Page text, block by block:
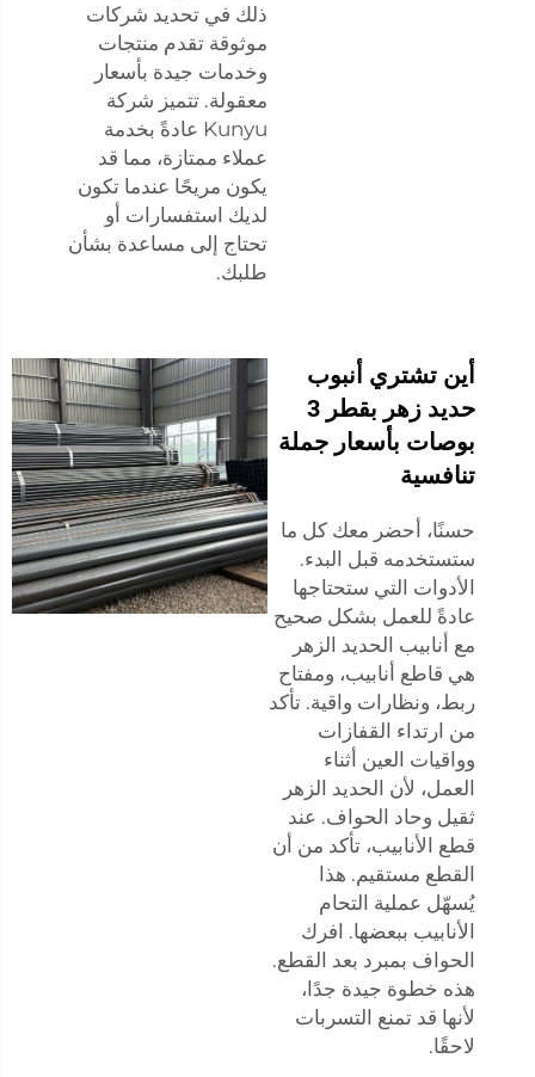
ذلك في تحديد شركات
موثوقة تقدم منتجات
وخدمات جيدة بأسعار
معقولة. تتميز شركة
Kunyu عادةً بخدمة
عملاء ممتازة، مما قد
يكون مريحًا عندما تكون
لديك استفسارات أو
تحتاج إلى مساعدة بشأن
طلبك.
أين تشتري أنبوب
حديد زهر بقطر 3
بوصات بأسعار جملة
تنافسية
حسنًا، أحضر معك كل ما
ستستخدمه قبل البدء.
الأدوات التي ستحتاجها
عادةً للعمل بشكل صحيح
مع أنابيب الحديد الزهر
هي قاطع أنابيب، ومفتاح
ربط، ونظارات واقية. تأكد
من ارتداء القفازات
وواقيات العين أثناء
العمل، لأن الحديد الزهر
ثقيل وحاد الحواف. عند
قطع الأنابيب، تأكد من أن
القطع مستقيم. هذا
يُسهّل عملية التحام
الأنابيب ببعضها. افرك
الحواف بمبرد بعد القطع.
هذه خطوة جيدة جدًا،
لأنها قد تمنع التسربات
لاحقًا.